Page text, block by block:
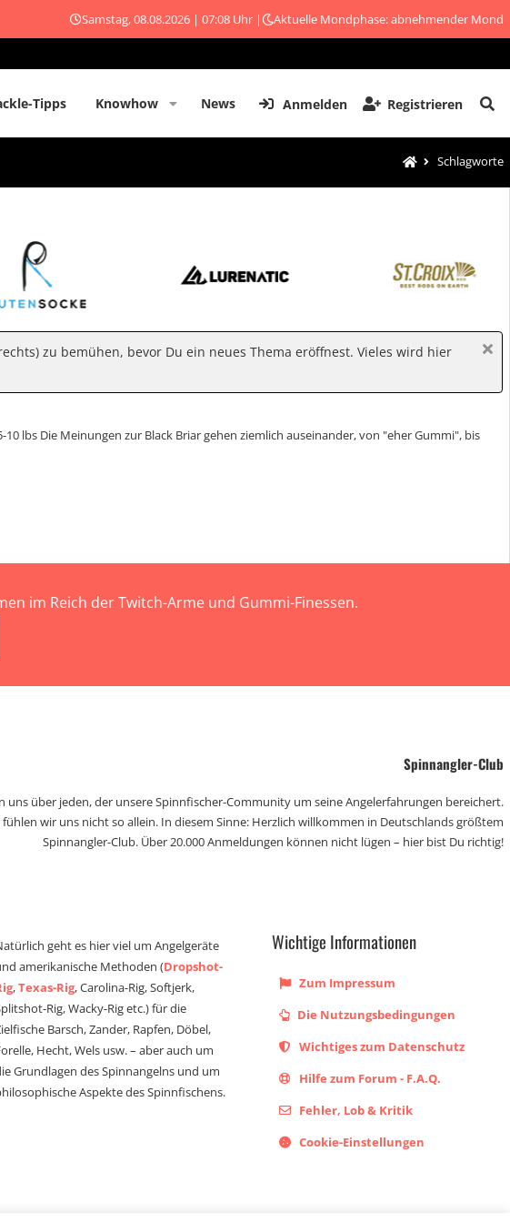
Samstag, 08.08.2026 | 07:08 Uhr | Aktuelle Mondphase: abnehmender Mond
Tipps Knowhow News Anmelden Registrieren
Schlagworte
zu bemühen, bevor Du ein neues Thema eröffnest. Vieles wird hier
10 lbs Die Meinungen zur Black Briar gehen ziemlich auseinander, von "eher Gummi", bis
im Reich der Twitch-Arme und Gummi-Finessen.
Spinnangler-Club
uns über jeden, der unsere Spinnfischer-Community um seine Angelerfahrungen bereichert.
fühlen wir uns nicht so allein. In diesem Sinne: Herzlich willkommen in Deutschlands größtem
Spinnangler-Club. Über 20.000 Anmeldungen können nicht lügen – hier bist Du richtig!
geht es hier viel um Angelgeräte
amerikanische Methoden (Dropshot-
,Texas-Rig, Carolina-Rig, Softjerk,
Rig, Wacky-Rig etc.) für die
Barsch, Zander, Rapfen, Döbel,
Hecht, Wels usw. – aber auch um
Grundlagen des Spinnangelns und um
Aspekte des Spinnfischens.
Wichtige Informationen
Zum Impressum
Die Nutzungsbedingungen
Wichtiges zum Datenschutz
Hilfe zum Forum - F.A.Q.
Fehler, Lob & Kritik
Cookie-Einstellungen